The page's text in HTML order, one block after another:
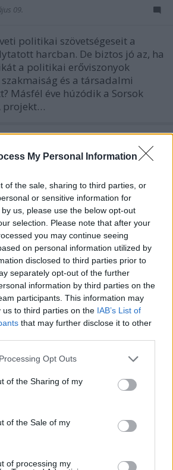
My Personal Information
of the sale, sharing to third parties, or
or sensitive information for
us, please use the below opt-out
selection. Please note that after your
you may continue seeing
on personal information utilized by
disclosed to third parties prior to
separately opt-out of the further
information by third parties on the
participants. This information may
us to third parties on the IAB’s List of
that may further disclose it to other
website/app uses one or more Google
or usage behaviour. You may click to
to Google and its third-party tags to
specified purposes in below Google
Opt Outs
of the Sharing of my
of the Sale of my
of processing my
09.
politikai szövetségeseit a
harcban. De biztos jó az, ha
a politikai erőviszonyok
és a társadalmi
Másfél éve húzódik a Sorsok
projekt…
legnagyobb trollkodásai
évekkel ellentétben - néha az
hogy a politikusok,